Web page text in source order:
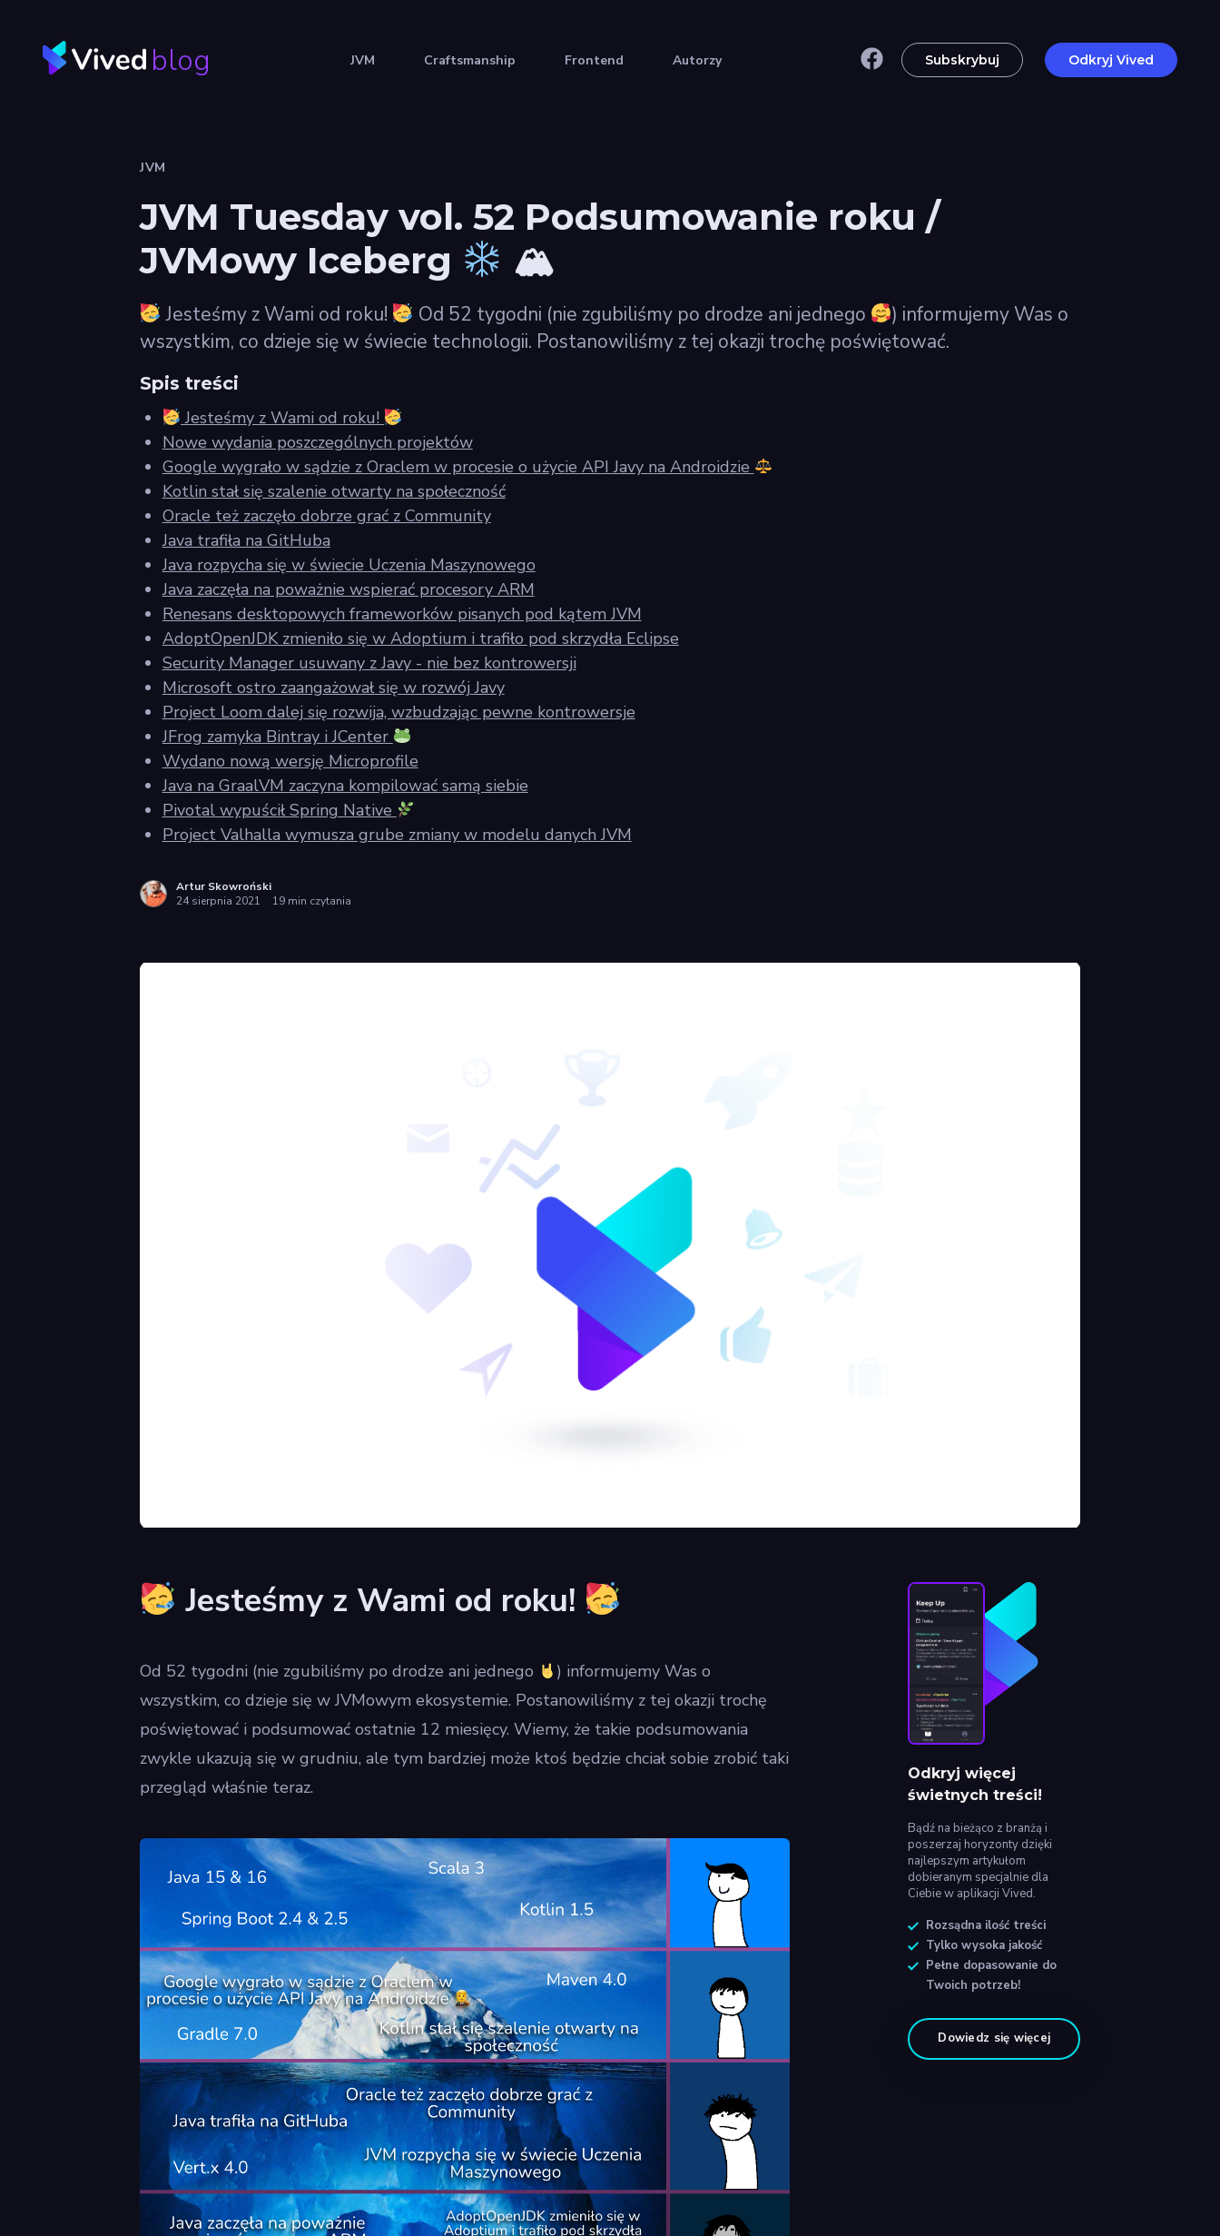
blog JVM Craftsmanship Frontend Autorzy Subskrybuj Odkryj Vived
JVM
JVM Tuesday vol. 52 Podsumowanie roku /
JVMowy Iceberg
🏔
Jesteśmy z Wami od roku! Od 52 tygodni (nie zgubiliśmy po drodze ani jednego
) informujemy Was o
wszystkim, co dzieje się w świecie technologii. Postanowiliśmy z tej okazji trochę poświętować.
Spis treści
Jesteśmy z Wami od roku!
Nowe wydania poszczególnych projektów
Google wygrało w sądzie z Oraclem w procesie o użycie API Javy na Androidzie ‍
Kotlin stał się szalenie otwarty na społeczność
Oracle też zaczęło dobrze grać z Community
Java trafiła na GitHuba
Java rozpycha się w świecie Uczenia Maszynowego
Java zaczęła na poważnie wspierać procesory ARM
Renesans desktopowych frameworków pisanych pod kątem JVM
AdoptOpenJDK zmieniło się w Adoptium i trafiło pod skrzydła Eclipse
Security Manager usuwany z Javy - nie bez kontrowersji
Microsoft ostro zaangażował się w rozwój Javy
Project Loom dalej się rozwija, wzbudzając pewne kontrowersje
JFrog zamyka Bintray i JCenter
Wydano nową wersję Microprofile
Java na GraalVM zaczyna kompilować samą siebie
Pivotal wypuścił Spring Native
Project Valhalla wymusza grube zmiany w modelu danych JVM
Artur Skowroński
24 sierpnia 2021
19 min czytania
Jesteśmy z Wami od roku!
Od 52 tygodni (nie zgubiliśmy po drodze ani jednego
) informujemy Was o
wszystkim, co dzieje się w JVMowym ekosystemie. Postanowiliśmy z tej okazji trochę
poświętować i podsumować ostatnie 12 miesięcy. Wiemy, że takie podsumowania
zwykle ukazują się w grudniu, ale tym bardziej może ktoś będzie chciał sobie zrobić taki
przegląd właśnie teraz.
Odkryj więcej
świetnych treści!
Bądź na bieżąco z branżą i
poszerzaj horyzonty dzięki
najlepszym artykułom
dobieranym specjalnie dla
Ciebie w aplikacji Vived.
Rozsądna ilość treści
Tylko wysoka jakość
Pełne dopasowanie do
Twoich potrzeb!
Dowiedz się więcej